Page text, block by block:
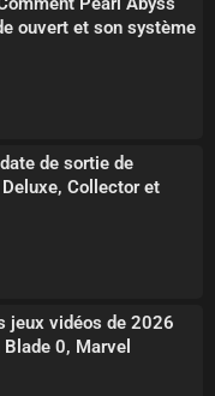
ouvert et son système
de sortie de
Collector et
jeux vidéos de 2026
0, Marvel